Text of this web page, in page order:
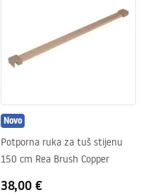
Novo
Potporna ruka za tuš stijenu
150 cm Rea Brush Copper
38,00 €